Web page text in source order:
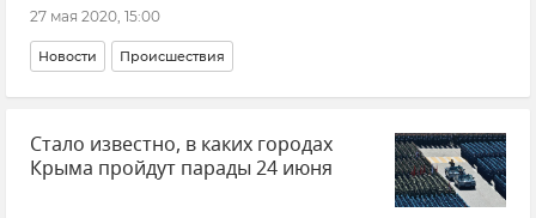
27 мая 2020, 15:00
Новости Происшествия
Стало известно, в каких городах
Крыма пройдут парады 24 июня